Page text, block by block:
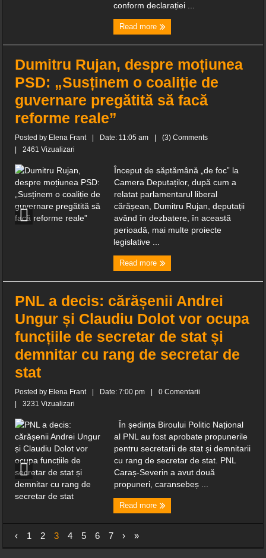
conform declarației ...
Read more
Dumitru Rujan, despre moțiunea
PSD: „Susținem o coaliție de
guvernare pregătită să facă
reforme reale”
Posted by Elena Frant Date: 11:05 am
(3) Comments
2461 Vizualizari
Început de săptămână „de foc” la
Camera Deputaților, după cum a
relatat parlamentarul liberal
cărășean, Dumitru Rujan, deputații
având în dezbatere, în această
perioadă, mai multe proiecte
legislative ...
Read more
PNL a decis: cărășenii Andrei
Ungur și Claudiu Dolot vor ocupa
funcțiile de secretar de stat și
demnitar cu rang de secretar de
stat
Posted by Elena Frant Date: 7:00 pm
0 Comentarii
3231 Vizualizari
În ședința Biroului Politic Național
al PNL au fost aprobate propunerile
pentru secretarii de stat și demnitarii
cu rang de secretar de stat. PNL
Caraș-Severin a avut două
propuneri, caransebeș ...
Read more
‹ 1 2 3 4 5 6 7 › »